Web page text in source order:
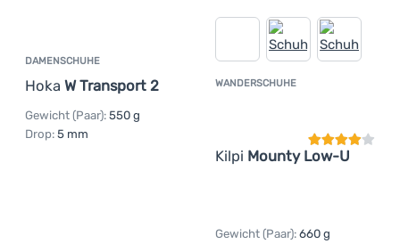
DAMENSCHUHE
Hoka W Transport 2
Gewicht (Paar): 550 g
Drop: 5 mm
WANDERSCHUHE
Kilpi Mounty Low-U
Gewicht (Paar): 660 g